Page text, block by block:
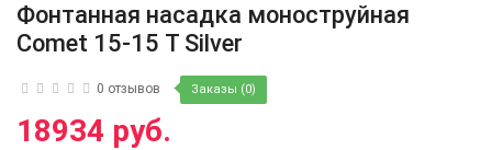
Фонтанная насадка моноструйная
Comet 15-15 Т Silver
0 отзывов Заказы (0)
18934 руб.